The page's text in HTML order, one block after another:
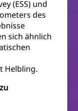
(ESS) und
des
sich ähnlich
Helbling.